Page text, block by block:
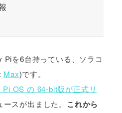
を6台持っている、ソラコ
Max)です。
OS の 64-bit版が正式リ
スが出ました。 これから